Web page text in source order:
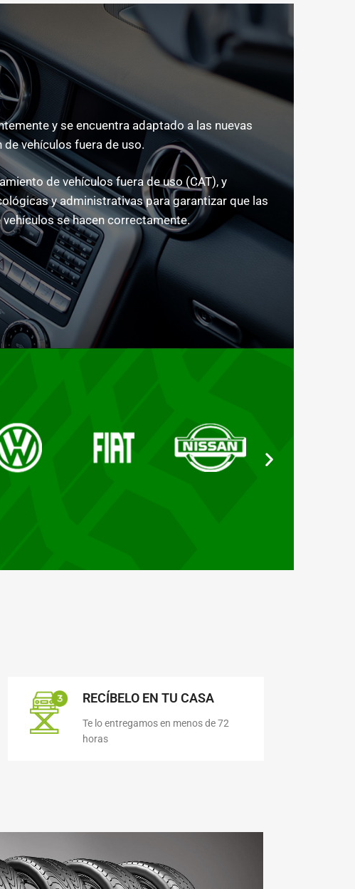
y se encuentra adaptado a las nuevas
vehículos fuera de uso.
de vehículos fuera de uso (CAT), y
y administrativas para garantizar que las
se hacen correctamente.
RECÍBELO EN TU CASA
Te lo entregamos en menos de 72
horas